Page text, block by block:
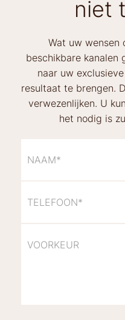
niet
Wat uw wensen
beschikbare kanalen
naar uw
resultaat te brengen.
verwezenlijken. U
het nodig is